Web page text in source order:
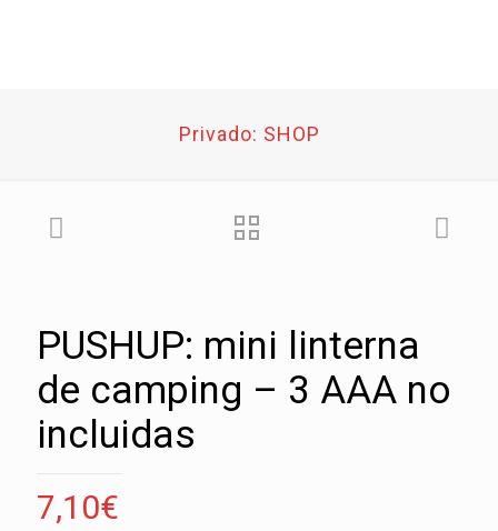
Privado: SHOP
PUSHUP: mini linterna
de camping – 3 AAA no
incluidas
7,10€